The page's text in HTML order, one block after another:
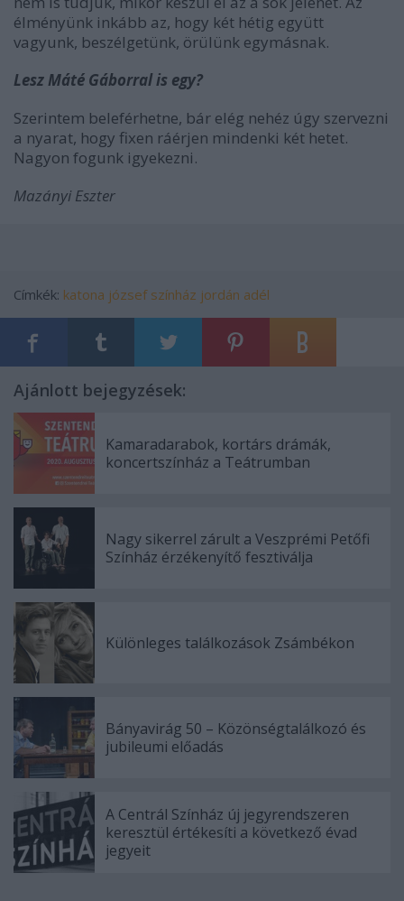
élményünk inkább az, hogy két hétig együtt
vagyunk, beszélgetünk, örülünk egymásnak.
Lesz Máté Gáborral is egy?
Szerintem beleférhetne, bár elég nehéz úgy szervezni
a nyarat, hogy fixen ráérjen mindenki két hetet.
Nagyon fogunk igyekezni.
Mazányi Eszter
Címkék: katona józsef színház jordán adél
Ajánlott bejegyzések:
Kamaradarabok, kortárs drámák,
koncertszínház a Teátrumban
Nagy sikerrel zárult a Veszprémi Petőfi
Színház érzékenyítő fesztiválja
Különleges találkozások Zsámbékon
Bányavirág 50 – Közönségtalálkozó és
jubileumi előadás
A Centrál Színház új jegyrendszeren
keresztül értékesíti a következő évad
jegyeit